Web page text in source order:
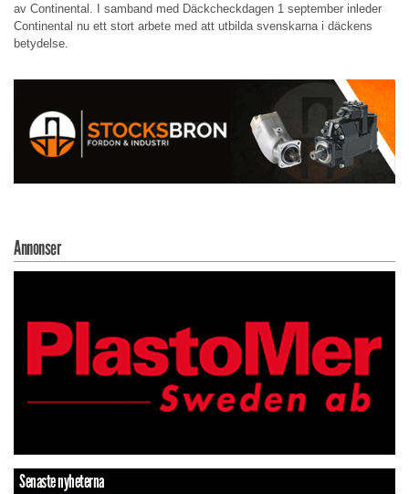
av Continental. I samband med Däckcheckdagen 1 september inleder
Continental nu ett stort arbete med att utbilda svenskarna i däckens
betydelse.
Annonser
Senaste nyheterna